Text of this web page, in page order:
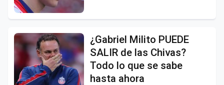
¿Gabriel Milito PUEDE
SALIR de las Chivas?
Todo lo que se sabe
hasta ahora